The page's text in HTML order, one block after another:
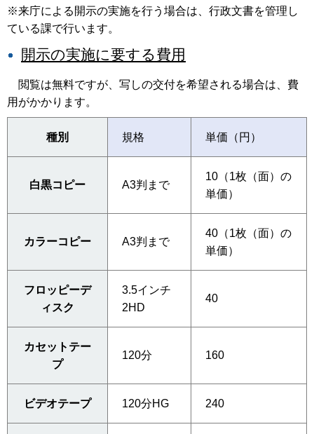
※来庁による開示の実施を行う場合は、行政文書を管理し
ている課で行います。
開示の実施に要する費用
閲覧は無料ですが、写しの交付を希望される場合は、費
用がかかります。
種別 規格 単価（円）
白黒コピー A3判まで
10（1枚（面）の
単価）
カラーコピー A3判まで
40（1枚（面）の
単価）
フロッピーデ
ィスク
3.5インチ
2HD
40
カセットテー
プ
120分 160
ビデオテープ 120分HG 240